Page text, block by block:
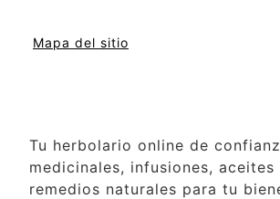
Mapa del sitio
Tu herbolario online de
medicinales, infusiones, aceites
remedios naturales para tu